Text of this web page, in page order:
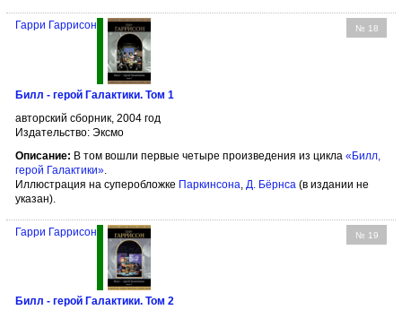
№ 18
Гарри Гаррисон
Билл - герой Галактики. Том 1
авторский сборник, 2004 год
Издательство: Эксмо
Описание: В том вошли первые четыре произведения из цикла «Билл,
герой Галактики»
Иллюстрация на суперобложке Паркинсона Д. Бёрнсa (в издании не
указан).
№ 19
Гарри Гаррисон
Билл - герой Галактики. Том 2